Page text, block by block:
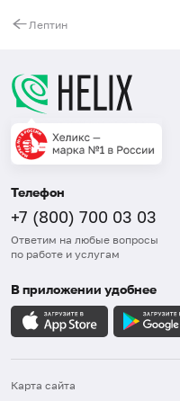
Лептин
Телефон
+7 (800) 700 03 03
Ответим на любые вопросы
по работе и услугам
В приложении удобнее
Карта сайта